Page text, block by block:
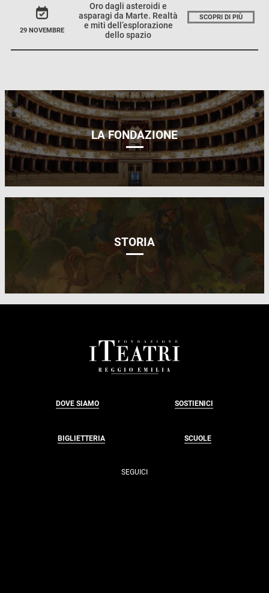
29 NOVEMBRE
Oro dagli asteroidi e
asparagi da Marte. Realtà
e miti dell’esplorazione
dello spazio
SCOPRI DI PIÙ
LA FONDAZIONE
STORIA
DOVE SIAMO SOSTIENICI
BIGLIETTERIA SCUOLE
SEGUICI